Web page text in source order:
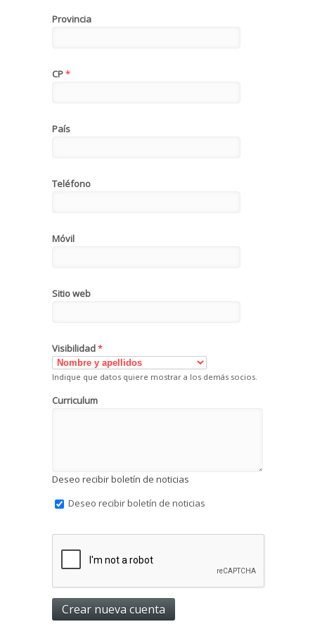
Provincia
CP*
País
Teléfono
Móvil
Sitio web
Visibilidad*
Indique que datos quiere mostrar a los demás socios.
Curriculum
Deseo recibir boletín de noticias
Deseo recibir boletín de noticias